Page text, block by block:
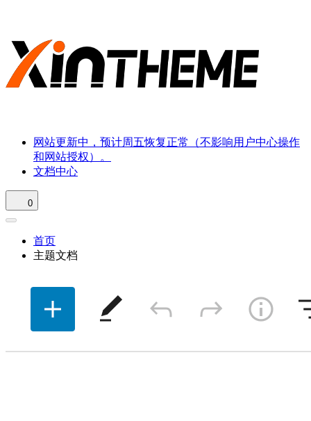
网站更新中，预计周五恢复正常（不影响用户中心操作
和网站授权）。
文档中心
0
首页
主题文档